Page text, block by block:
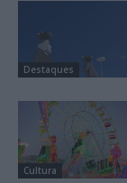
Destaques
Cultura